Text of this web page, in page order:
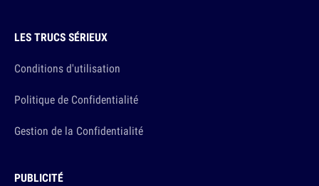
LES TRUCS SÉRIEUX
Conditions d'utilisation
Politique de Confidentialité
Gestion de la Confidentialité
PUBLICITÉ